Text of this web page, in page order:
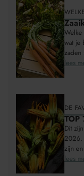
Welke
wat je
zaden
lees
DE
TOP
Dit
2026.
zijn
lees